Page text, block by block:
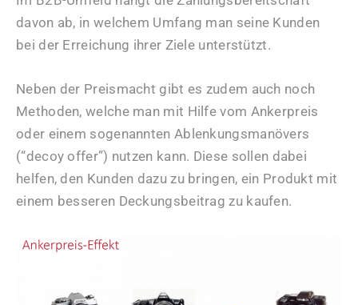
davon ab, in welchem Umfang man seine Kunden
bei der Erreichung ihrer Ziele unterstützt.
Neben der Preismacht gibt es zudem auch noch
Methoden, welche man mit Hilfe vom Ankerpreis
oder einem sogenannten Ablenkungsmanövers
(“decoy offer”) nutzen kann. Diese sollen dabei
helfen, den Kunden dazu zu bringen, ein Produkt mit
einem besseren Deckungsbeitrag zu kaufen.